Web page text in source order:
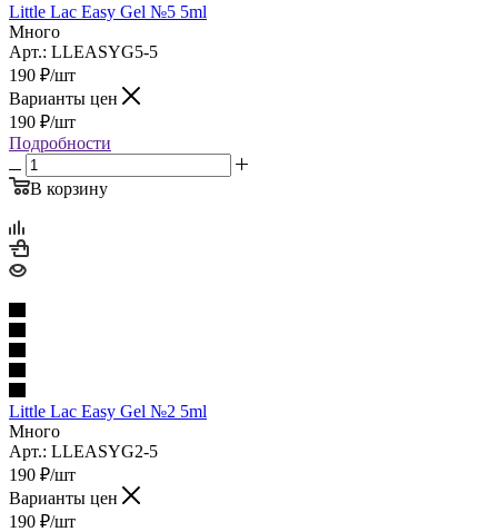
Little Lac Easy Gel №5 5ml
Много
Арт.: LLEASYG5-5
190 ₽/шт
Варианты цен
190 ₽/шт
Подробности
В корзину
Little Lac Easy Gel №2 5ml
Много
Арт.: LLEASYG2-5
190 ₽/шт
Варианты цен
190 ₽/шт